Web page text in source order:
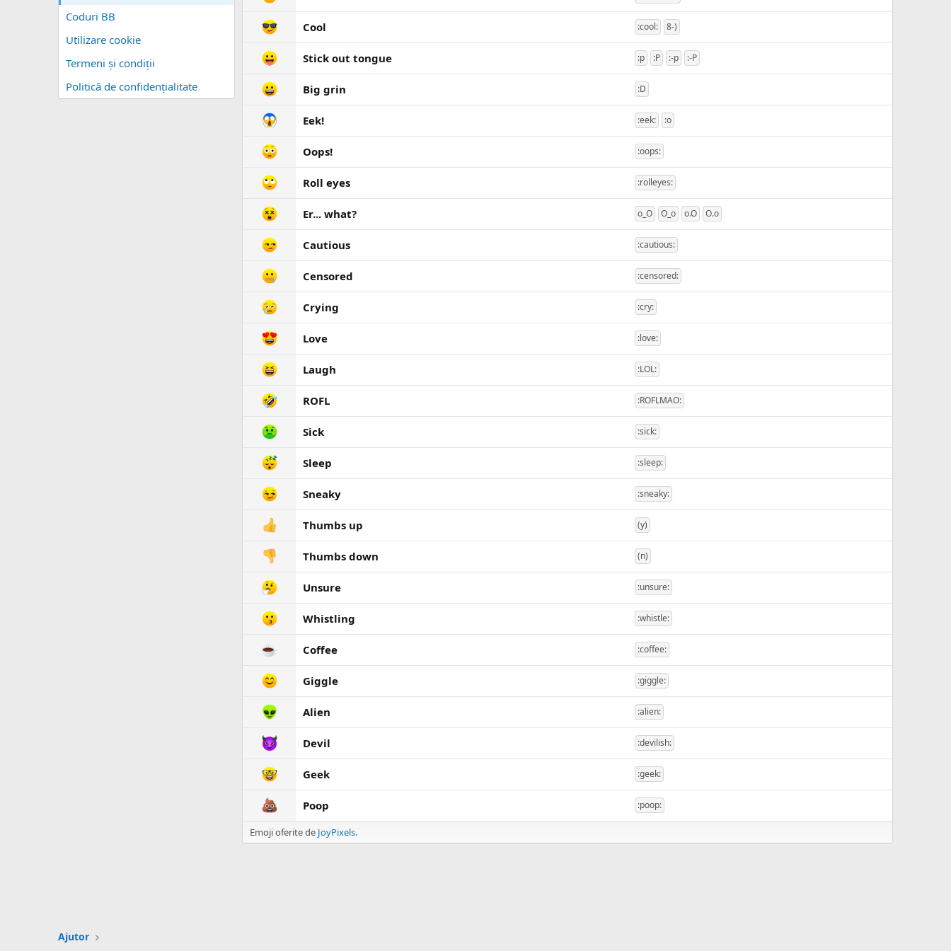
Coduri BB
Utilizare cookie
Termeni și condiţii
Politică de confidențialitate
Cool :cool: 8-)
Stick out tongue :p :P :-p :-P
Big grin :D
Eek! :eek: :o
Oops! :oops:
Roll eyes :rolleyes:
Er... what? o_O O_o o.O O.o
Cautious :cautious:
Censored :censored:
Crying :cry:
Love :love:
Laugh :LOL:
ROFL :ROFLMAO:
Sick :sick:
Sleep :sleep:
Sneaky :sneaky:
Thumbs up (y)
Thumbs down (n)
Unsure :unsure:
Whistling :whistle:
Coffee :coffee:
Giggle :giggle:
Alien :alien:
Devil :devilish:
Geek :geek:
Poop :poop:
Emoji oferite de JoyPixels.
Ajutor